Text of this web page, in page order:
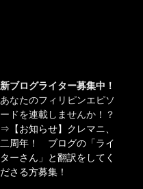
新ブログライター募集中！
あなたのフィリピンエピソ
ードを連載しませんか！？
⇒ 【お知らせ】クレマニ、
二周年！ ブログの「ライ
ターさん」と翻訳をしてく
ださる方募集！